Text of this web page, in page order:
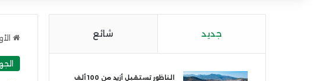
جديد شائع
الناظور تستقبل أزيد من 100 ألف